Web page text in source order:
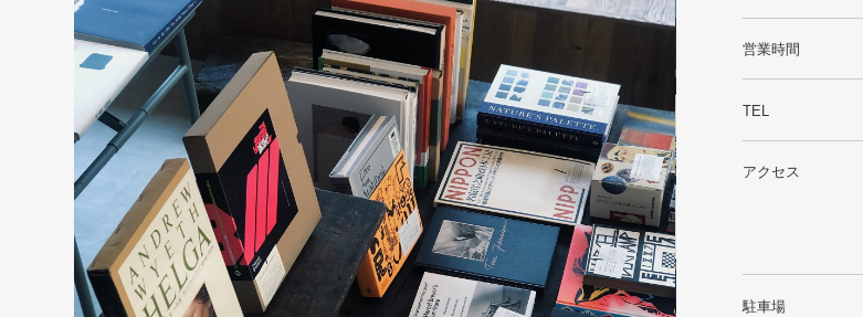
営業時間
TEL
アクセス
駐車場